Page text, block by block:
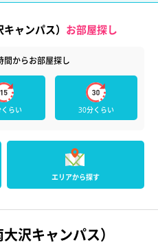
ャンパス） お部屋探し
間からお部屋探し
らい 30分くらい
エリアから探す
沢キャンパス）